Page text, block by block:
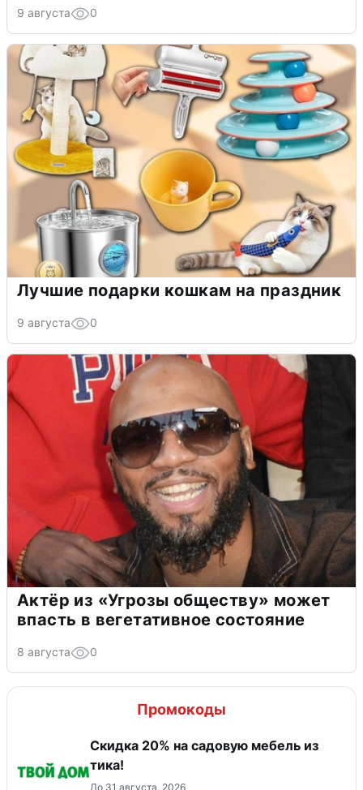
9 августа 0
Лучшие подарки кошкам на праздник
9 августа 0
Актёр из «Угрозы обществу» может
впасть в вегетативное состояние
8 августа 0
Промокоды
Скидка 20% на садовую мебель из
тика!
До 31 августа, 2026